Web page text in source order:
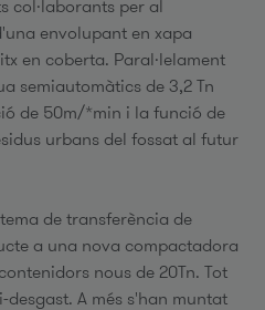
col·laborants per al
envolupant en xapa
en coberta. Paral·lelament
semiautomàtics de 3,2 Tn
de 50m/*min i la funció de
urbans del fossat al futur
de transferència de
a una nova compactadora
nous de 20Tn. Tot
A més s'han muntat